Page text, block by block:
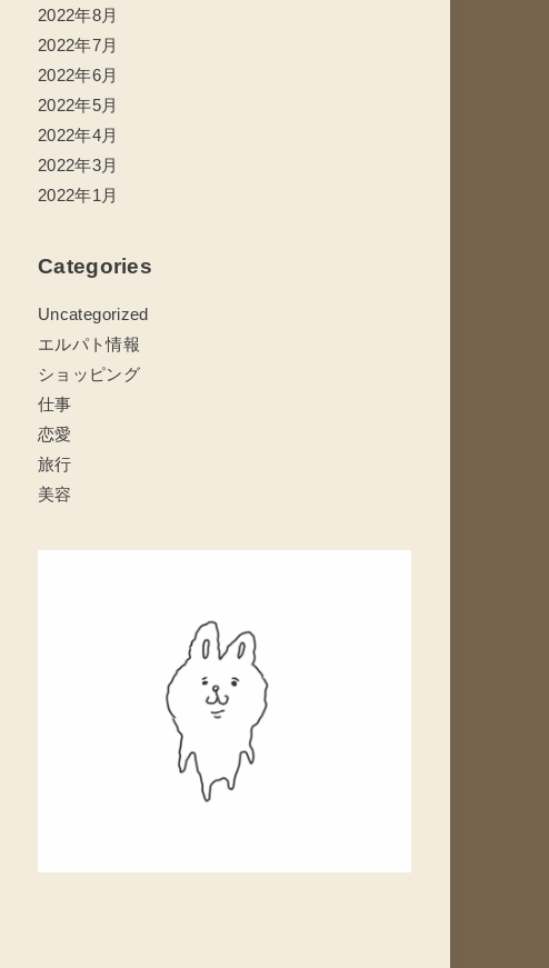
2022年8月
2022年7月
2022年6月
2022年5月
2022年4月
2022年3月
2022年1月
Categories
Uncategorized
エルパト情報
ショッピング
仕事
恋愛
旅行
美容